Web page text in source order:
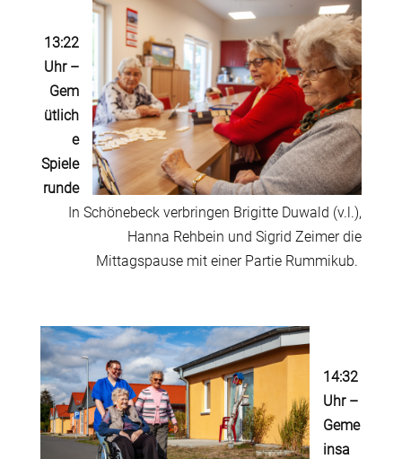
13:22
Uhr–
Gem
ütlich
e
Spiele
runde
In Schönebeck verbringen Brigitte Duwald (v.l.),
Hanna Rehbein und Sigrid Zeimer die
Mittagspause mit einer Partie Rummikub.
14:32
Uhr –
Geme
insa